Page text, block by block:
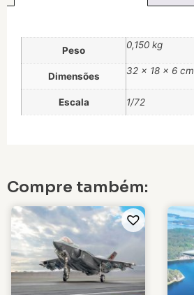
Peso 0,150 kg
Dimensões 32 × 18 × 6 cm
Escala 1/72
Compre também: